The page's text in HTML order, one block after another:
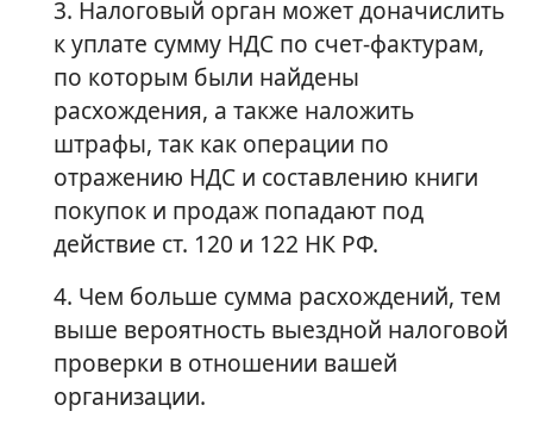
3. Налоговый орган может доначислить
к уплате сумму НДС по счет-фактурам,
по которым были найдены
расхождения, а также наложить
штрафы, так как операции по
отражению НДС и составлению книги
покупок и продаж попадают под
действие ст. 120 и 122 НК РФ.
4. Чем больше сумма расхождений, тем
выше вероятность выездной налоговой
проверки в отношении вашей
организации.